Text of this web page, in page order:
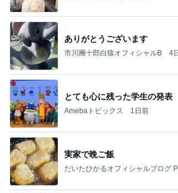
とても心に残った学生の発表
Amebaトピックス 1日前
実家で晩ご飯
だいたひかるオフィシャルブログ
カワイイ奴らめと思った子の
Amebaトピックス 2日前